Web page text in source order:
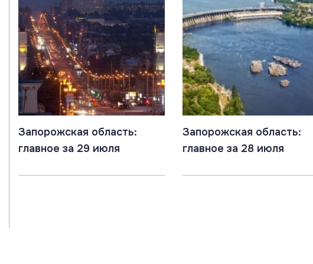
Запорожская область:
главное за 29 июля
Запорожская область:
главное за 28 июля